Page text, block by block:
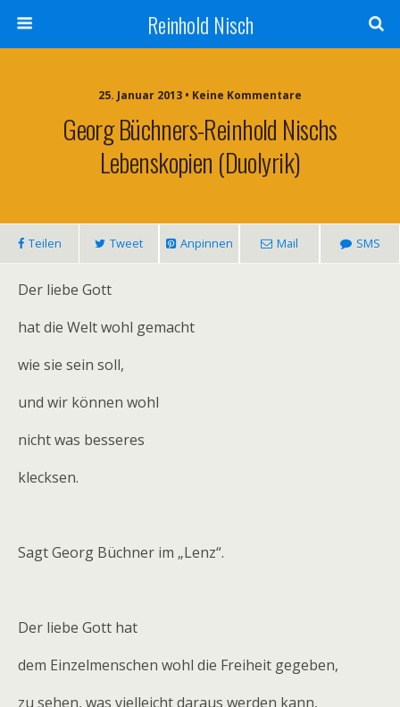
Reinhold Nisch
25. Januar 2013 • Keine Kommentare
Georg Büchners-Reinhold Nischs
Lebenskopien (Duolyrik)
Teilen Tweet Anpinnen Mail SMS
Der liebe Gott
hat die Welt wohl gemacht
wie sie sein soll,
und wir können wohl
nicht was besseres
klecksen.
Sagt Georg Büchner im „Lenz“.
Der liebe Gott hat
dem Einzelmenschen wohl die Freiheit gegeben,
zu sehen, was vielleicht daraus werden kann,